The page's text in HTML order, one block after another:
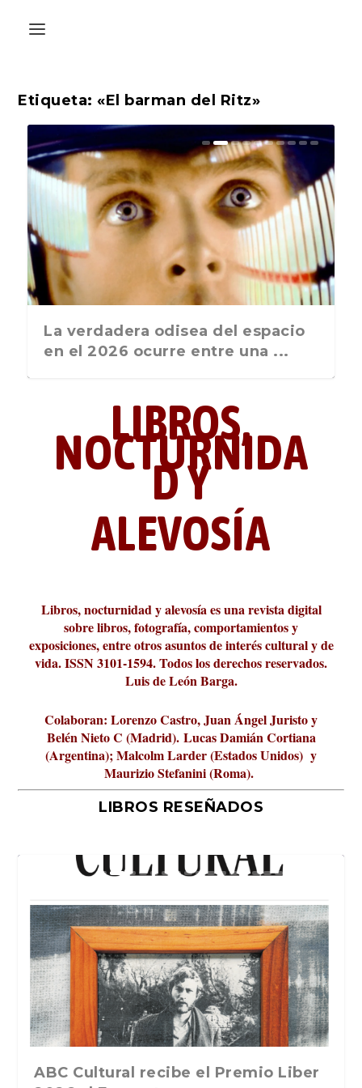
Etiqueta:«El barman del Ritz»
La última postal de la temporada
nos recuerda que nos vamos ...
La verdadera odisea del espacio
en el 2026 ocurre entre una ...
Revista Cultural Turia, númer...
10.000 pasos al día? Lo que d...
paisajística del mar de Sicil...
París
metafísicos de la novela ne...
LIBROS,
NOCTURNIDA
D Y
ALEVOSÍA
Libros, nocturnidad y alevosía es una revista digital
sobre libros, fotografía, comportamientos y
exposiciones, entre otros asuntos de interés cultural y de
vida. ISSN 3101-1594. Todos los derechos reservados.
Luis de León Barga.
Colaboran: Lorenzo Castro, Juan Ángel Juristo y
Belén Nieto C (Madrid). Lucas Damián Cortiana
(Argentina); Malcolm Larder (Estados Unidos) y
Maurizio Stefanini (Roma).
LIBROS RESEÑADOS
La verdadera odisea del espacio en
ABC Cultural recibe el Premio Liber
La cultura de la transgresión.